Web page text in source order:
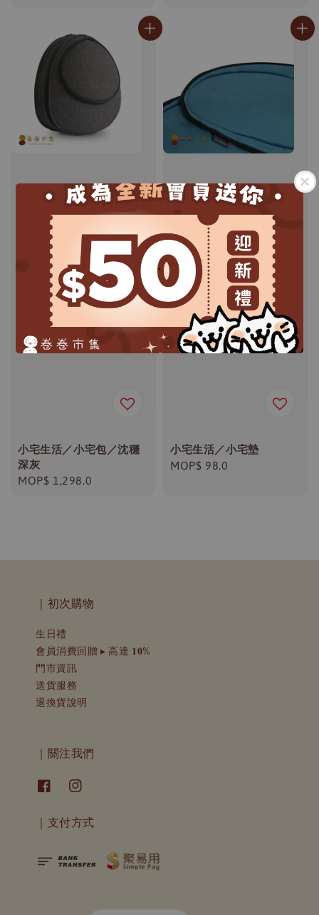
.
小宅生活／小宅包／沈穩
深灰
Regular
MOP$ 1,298.0
小宅生活／小宅墊
Regular
MOP$ 98.0
｜初次購物
生日禮
會員消費回贈 ▸ 高達 𝟏𝟎%
門市資訊
送貨服務
退換貨說明
｜關注我們
｜支付方式